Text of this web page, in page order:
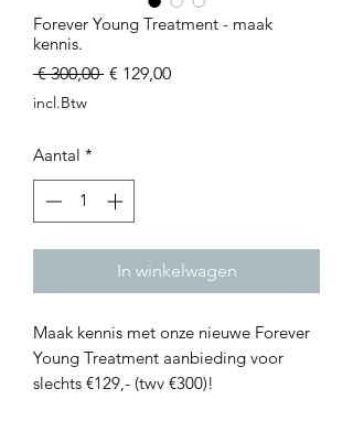
Forever Young Treatment - maak
kennis.
€ 300,00 Normale
€ 129,00Verkoopprijs
incl.Btw
Aantal *
In winkelwagen
Maak kennis met onze nieuwe Forever
Young Treatment aanbieding voor
slechts €129,- (twv €300)!